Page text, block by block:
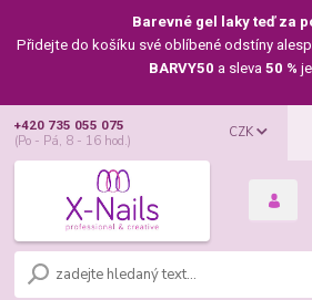
Barevné gel laky teď za
Přidejte do košíku své oblíbené odstíny
BARVY50 a sleva 50 %
CZK
+420 735 055 075
(Po - Pá, 8 - 16 hod.)